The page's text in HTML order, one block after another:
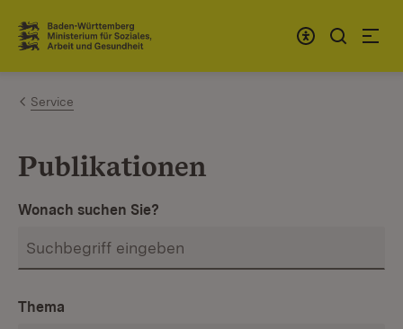
Zum Inhalt springen
Link zur Startseite
Service
Publikationen
Wonach suchen Sie?
Thema